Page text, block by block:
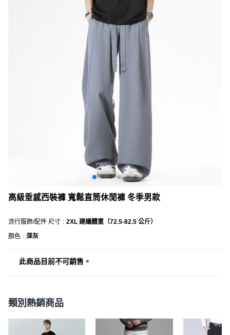
高級垂感西裝褲 寬鬆直筒休閒褲 冬季男款
流行服飾/配件 尺寸 : 2XL 建議體重（72.5-82.5 公斤）
顏色 : 深灰
此商品目前不可銷售。
類別熱銷商品